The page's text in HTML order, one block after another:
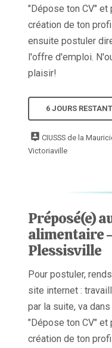
"Dépose ton CV" et
création de ton
ensuite postuler
l'offre d'emploi.
plaisir!
6 JOURS
CIUSSS de la
Victoriaville
Préposé(e)
alimentaire -
Plessisville
Pour postuler,
site internet :
par la suite, va
"Dépose ton CV" et
création de ton